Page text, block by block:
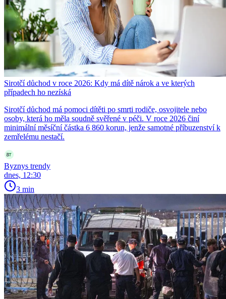
Sirotčí důchod v roce 2026: Kdy má dítě nárok a ve kterých
případech ho nezíská
Sirotčí důchod má pomoci dítěti po smrti rodiče, osvojitele nebo
osoby, která ho měla soudně svěřené v péči. V roce 2026 činí
minimální měsíční částka 6 860 korun, jenže samotné příbuzenství k
zemřelému nestačí.
Byznys trendy
dnes, 12:30
3 min